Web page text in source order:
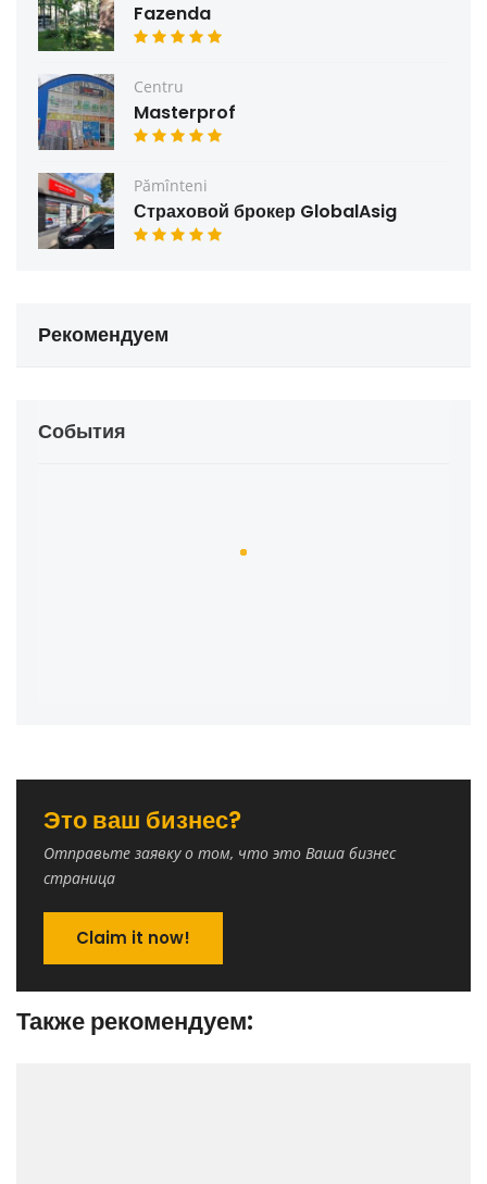
Fazenda
Centru
Masterprof
Pămînteni
Страховой брокер GlobalAsig
Рекомендуем
События
Это ваш бизнес?
Отправьте заявку о том, что это Ваша бизнес
страница
Claim it now!
Также рекомендуем: